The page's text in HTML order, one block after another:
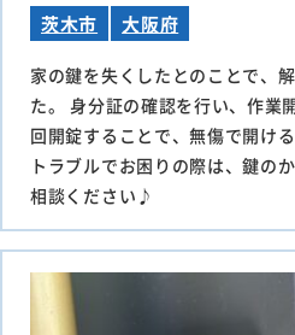
茨木市 大阪府
家の鍵を失くしたとのことで、
た。 身分証の確認を行い、作業
回開錠することで、無傷で開け
トラブルでお困りの際は、鍵の
相談ください♪